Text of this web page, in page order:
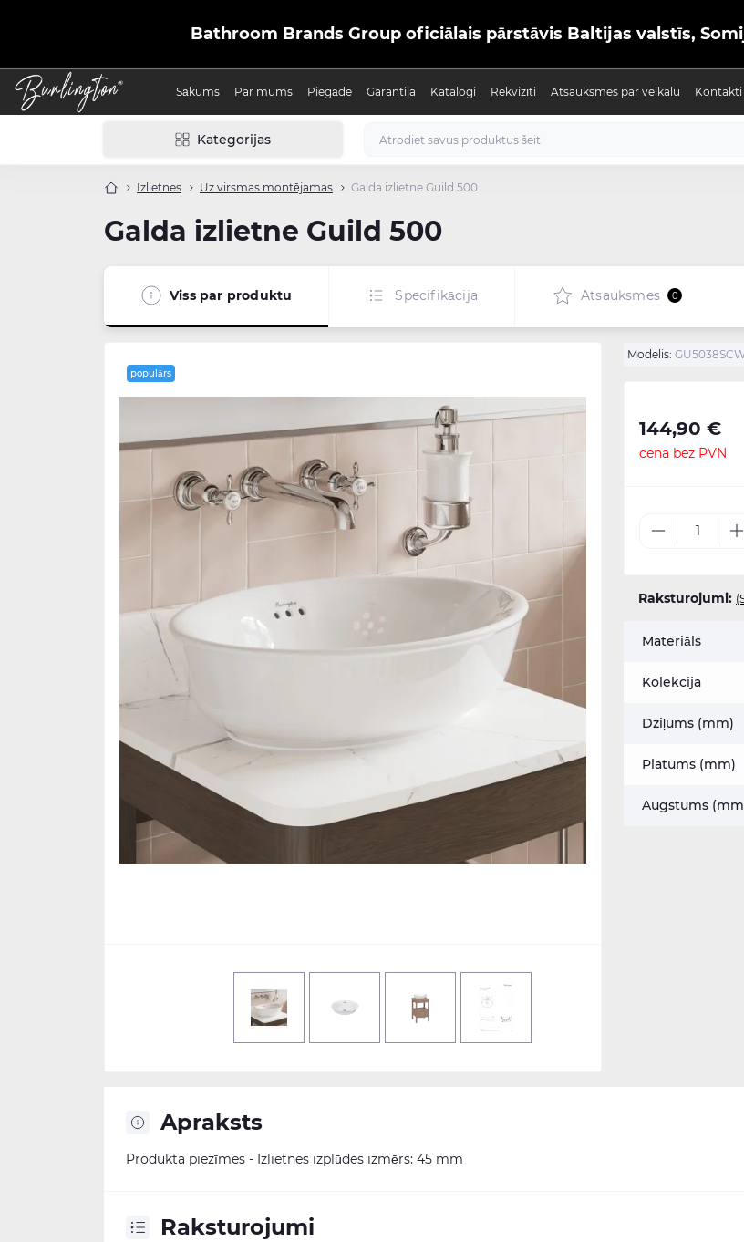
Bathroom Brands Group oficiālais pārstāvis Baltijas valstīs,
Sākums Par mums Piegāde Garantija Katalogi Rekvizīti Atsauksmes par veikalu Kontakti
Kategorijas
Izlietnes Uz virsmas montējamas Galda izlietne Guild 500
Galda izlietne Guild 500
Viss par produktu Specifikācija Atsauksmes 0
populārs
Modelis:
144,90 €
cena bez PVN
Raksturojumi:
Materiāls
Kolekcija
Dziļums (mm)
Platums (mm)
Augstums
Apraksts
Produkta piezīmes - Izlietnes izplūdes izmērs: 45 mm
Raksturojumi